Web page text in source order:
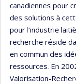
canadiennes pour
des solutions à
pour l’industrie
recherche réside
en commun des
ressources. En
Valorisation-